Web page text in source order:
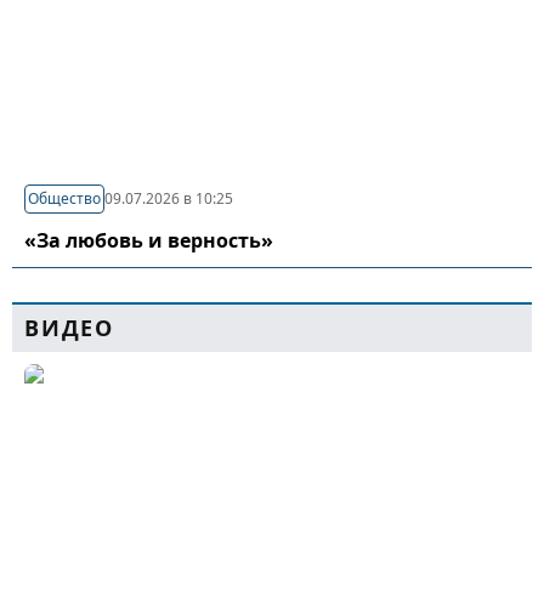
Общество09.07.2026 в 10:25
«За любовь и верность»
ВИДЕО